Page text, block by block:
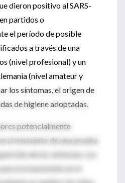
dieron positivo al SARS-
partidos o
el período de posible
a través de una
(nivel profesional) y un
(nivel amateur y
los síntomas, el origen de
de higiene adoptadas.
potencialmente
el momento de una prueba
de los síntomas. Los
la transmisión en el